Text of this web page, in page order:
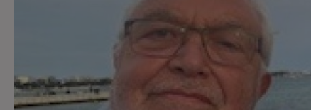
Cultur'Ciné - Jean Meurice
CONCOURS